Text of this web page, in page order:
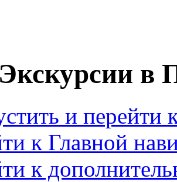
Экскурсии в
и перейти
к Главной
к